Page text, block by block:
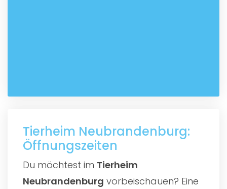
Tierheim Neubrandenburg:
Öffnungszeiten
Du möchtest im Tierheim
Neubrandenburg vorbeischauen? Eine